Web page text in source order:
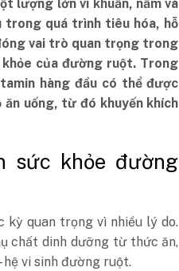
lượng lớn vi khuẩn, nấm và
trong quá trình tiêu hóa, hỗ
vai trò quan trọng trong
của đường ruột. Trong
hàng đầu có thể được
uống, từ đó khuyến khích
sức khỏe đường
kỳ quan trọng vì nhiều lý do.
chất dinh dưỡng từ thức ăn,
hệ vi sinh đường ruột.